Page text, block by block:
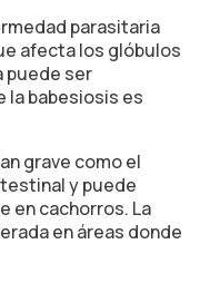
parasitaria
afecta los glóbulos
puede ser
la babesiosis es
grave como el
y puede
en cachorros. La
en áreas donde